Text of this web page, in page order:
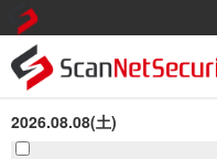
2026.08.08(土)